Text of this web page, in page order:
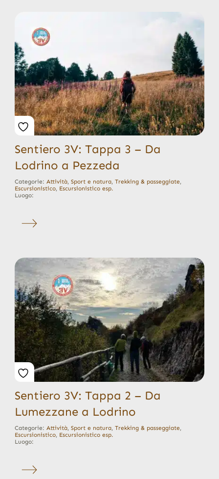
Sentiero 3V: Tappa 3 – Da
Lodrino a Pezzeda
Categorie: Attività, Sport e natura, Trekking & passeggiate,
Escursionistico, Escursionistico esp.
Luogo:
Sentiero 3V: Tappa 2 – Da
Lumezzane a Lodrino
Categorie: Attività, Sport e natura, Trekking & passeggiate,
Escursionistico, Escursionistico esp.
Luogo: